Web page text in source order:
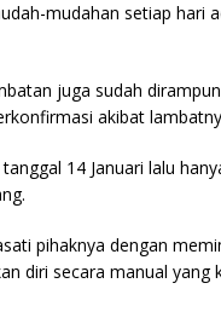
mudahan setiap hari
juga sudah
akibat
14 Januari lalu
pihaknya dengan
diri secara manual yang